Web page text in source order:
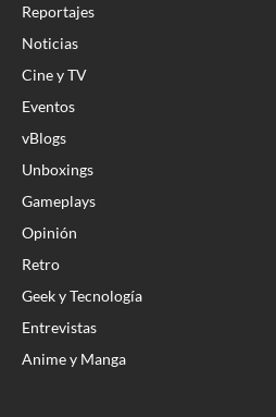
Reportajes
Noticias
Cine y TV
Eventos
vBlogs
Unboxings
Gameplays
Opinión
Retro
Geek y Tecnología
Entrevistas
Anime y Manga